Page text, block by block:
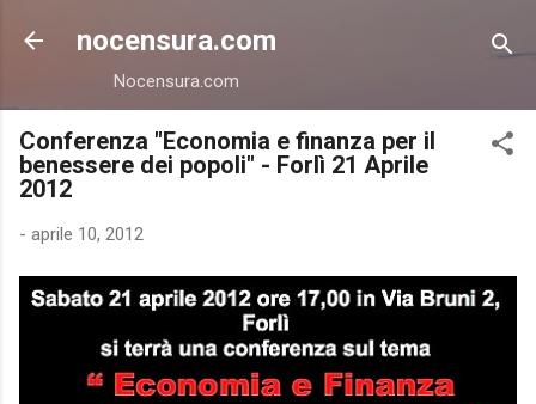
Passa ai contenuti principali
nocensura.com
Nocensura.com
Conferenza "Economia e finanza per il
benessere dei popoli" - Forlì 21 Aprile
2012
- aprile 10, 2012